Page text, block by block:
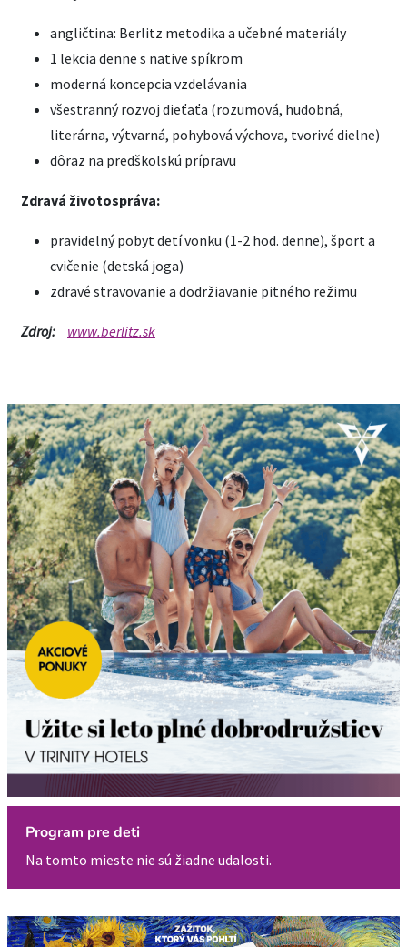
angličtina: Berlitz metodika a učebné materiály
1 lekcia denne s native spíkrom
moderná koncepcia vzdelávania
všestranný rozvoj dieťaťa (rozumová, hudobná,
literárna, výtvarná, pohybová výchova, tvorivé dielne)
dôraz na predškolskú prípravu
Zdravá životospráva:
pravidelný pobyt detí vonku (1-2 hod. denne), šport a
cvičenie (detská joga)
zdravé stravovanie a dodržiavanie pitného režimu
Zdroj: www.berlitz.sk
Program pre deti
Na tomto mieste nie sú žiadne udalosti.